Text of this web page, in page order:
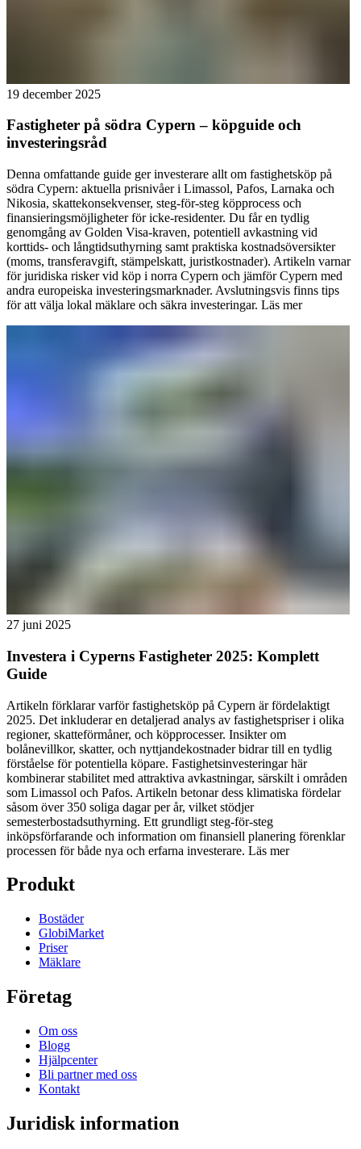
19 december 2025
Fastigheter på södra Cypern – köpguide och
investeringsråd
Denna omfattande guide ger investerare allt om fastighetsköp på
södra Cypern: aktuella prisnivåer i Limassol, Pafos, Larnaka och
Nikosia, skattekonsekvenser, steg-för-steg köpprocess och
finansieringsmöjligheter för icke-residenter. Du får en tydlig
genomgång av Golden Visa-kraven, potentiell avkastning vid
korttids- och långtidsuthyrning samt praktiska kostnadsöversikter
(moms, transferavgift, stämpelskatt, juristkostnader). Artikeln varnar
för juridiska risker vid köp i norra Cypern och jämför Cypern med
andra europeiska investeringsmarknader. Avslutningsvis finns tips
för att välja lokal mäklare och säkra investeringar. Läs mer
27 juni 2025
Investera i Cyperns Fastigheter 2025: Komplett
Guide
Artikeln förklarar varför fastighetsköp på Cypern är fördelaktigt
2025. Det inkluderar en detaljerad analys av fastighetspriser i olika
regioner, skatteförmåner, och köpprocesser. Insikter om
bolånevillkor, skatter, och nyttjandekostnader bidrar till en tydlig
förståelse för potentiella köpare. Fastighetsinvesteringar här
kombinerar stabilitet med attraktiva avkastningar, särskilt i områden
som Limassol och Pafos. Artikeln betonar dess klimatiska fördelar
såsom över 350 soliga dagar per år, vilket stödjer
semesterbostadsuthyrning. Ett grundligt steg-för-steg
inköpsförfarande och information om finansiell planering förenklar
processen för både nya och erfarna investerare. Läs mer
Produkt
Bostäder
GlobiMarket
Priser
Mäklare
Företag
Om oss
Blogg
Hjälpcenter
Bli partner med oss
Kontakt
Juridisk information